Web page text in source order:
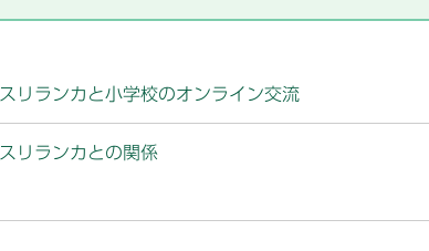
スリランカと小学校のオンライン交流
スリランカとの関係